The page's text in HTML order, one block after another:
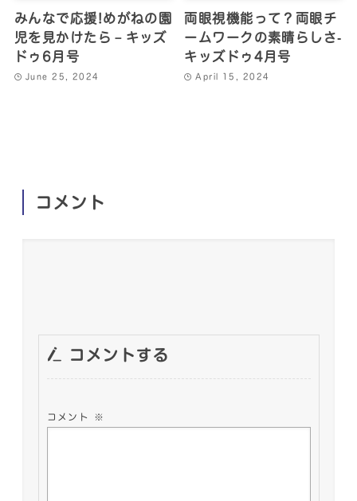
みんなで応援!めがねの園
児を見かけたら－キッズ
ドゥ6月号
June 25, 2024
両眼視機能って？両眼チ
ームワークの素晴らしさ‐
キッズドゥ4月号
April 15, 2024
コメント
コメントする
コメント ※